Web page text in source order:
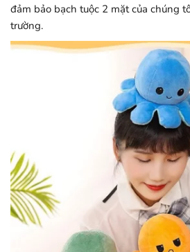
đảm bảo bạch tuộc 2 mặt của chúng
trường.